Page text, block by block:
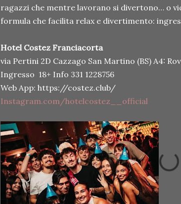
ragazzi che mentre lavorano si divertono… o
formula che facilita relax e divertimento:
Hotel Costez Franciacorta
via Pertini 2D Cazzago San Martino (BS) A4:
Ingresso 18+ Info 331 1228756
Web App: https://costez.club/
Instagram.com/hotelcostez__official